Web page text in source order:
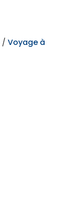
/ Voyage à